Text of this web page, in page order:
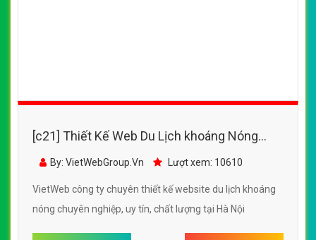
[c21] Thiết Kế Web Du Lịch khoáng Nóng
YangBay đẹp, chuyên nghiệp chuẩn SEO
By: VietWebGroup.Vn Lượt xem: 10610
VietWeb công ty chuyên thiết kế website du lịch khoáng
nóng chuyên nghiệp, uy tín, chất lượng tại Hà Nội